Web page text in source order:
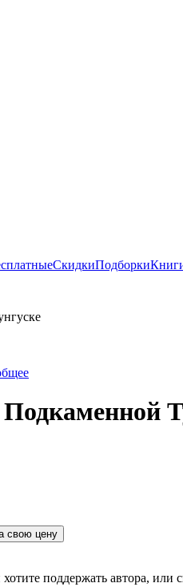
СкидкиПодборки
свою цену
поддержать автора, или